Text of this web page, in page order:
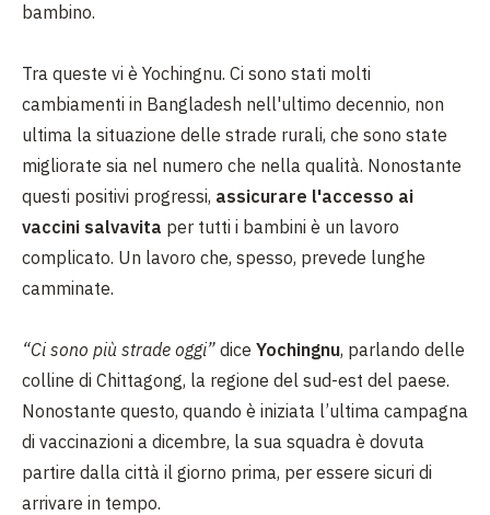
bambino.
Tra queste vi è Yochingnu. Ci sono stati molti
cambiamenti in Bangladesh nell'ultimo decennio, non
ultima la situazione delle strade rurali, che sono state
migliorate sia nel numero che nella qualità. Nonostante
questi positivi progressi, assicurare l'accesso ai
vaccini salvavita per tutti i bambini è un lavoro
complicato. Un lavoro che, spesso, prevede lunghe
camminate.
“Ci sono più strade oggi” dice Yochingnu, parlando delle
colline di Chittagong, la regione del sud-est del paese.
Nonostante questo, quando è iniziata l’ultima campagna
di vaccinazioni a dicembre, la sua squadra è dovuta
partire dalla città il giorno prima, per essere sicuri di
arrivare in tempo.